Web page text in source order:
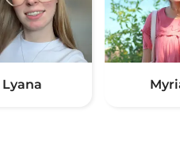
Lyana